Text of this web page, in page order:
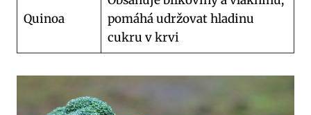
Quinoa
pomáhá udržovat ⁢hladinu
cukru v krvi